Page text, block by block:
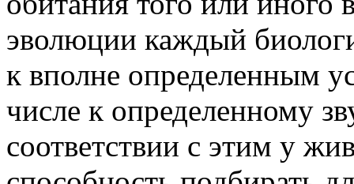
эволюции каждый
к вполне определенным
числе к определенному
соответствии с этим у